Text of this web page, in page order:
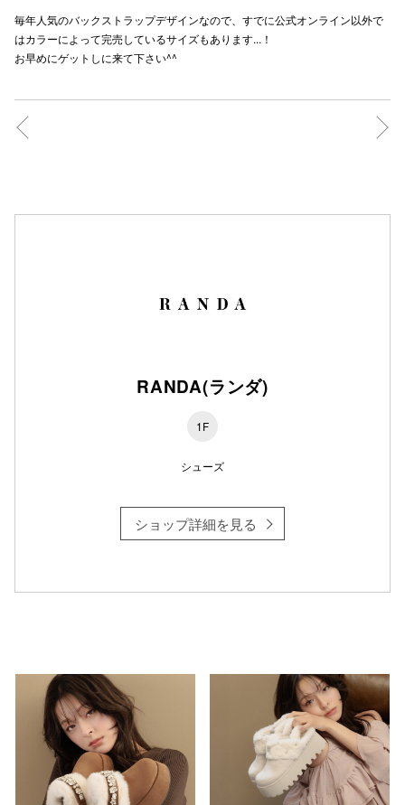
毎年人気のバックストラップデザインなので、すでに公式オンライン以外で
はカラーによって完売しているサイズもあります...！
お早めにゲットしに来て下さい^^
RANDA(ランダ)
1F
シューズ
ショップ詳細を見る
新百合丘
キャナルシ
那覇